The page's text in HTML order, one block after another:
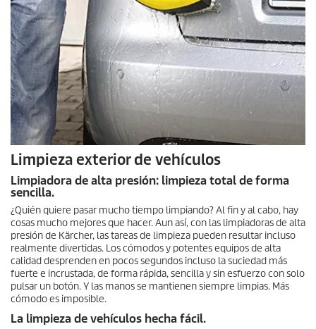
Limpieza exterior de vehículos
Limpiadora de alta presión: limpieza total de forma
sencilla.
¿Quién quiere pasar mucho tiempo limpiando? Al fin y al cabo, hay
cosas mucho mejores que hacer. Aun así, con las limpiadoras de alta
presión de Kärcher, las tareas de limpieza pueden resultar incluso
realmente divertidas. Los cómodos y potentes equipos de alta
calidad desprenden en pocos segundos incluso la suciedad más
fuerte e incrustada, de forma rápida, sencilla y sin esfuerzo con solo
pulsar un botón. Y las manos se mantienen siempre limpias. Más
cómodo es imposible.
La limpieza de vehículos hecha fácil.